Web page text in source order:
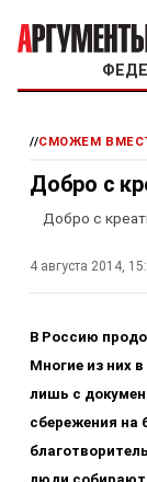
//СМОЖЕМ
Добро с
Добро с
4 августа 2014,
В Россию
Многие из них
лишь с
сбережения на